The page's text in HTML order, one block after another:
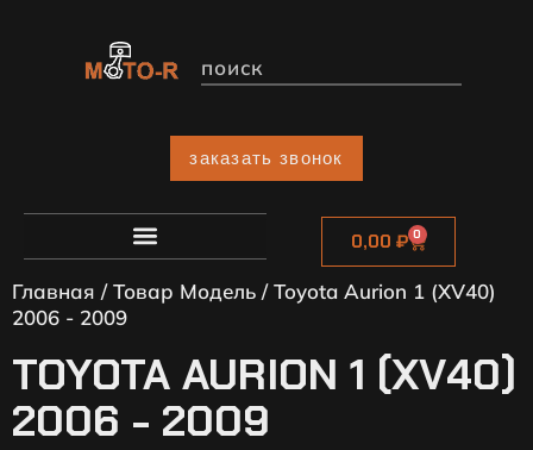
заказать звонок
0,00 ₽ 0
Главная / Товар Модель / Toyota Aurion 1 (XV40)
2006 - 2009
TOYOTA AURION 1 (XV40)
2006 - 2009